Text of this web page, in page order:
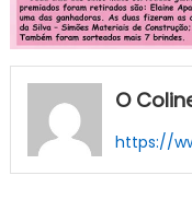
O
https://